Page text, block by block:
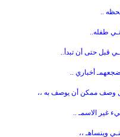
..
طفله..
قبل حتى أن تبدأ..
أخباري ..
وصف ممكن أن يوصف به ،،
غير الاسمـ ..
وينساهـ ،،